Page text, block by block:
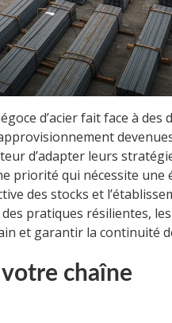
d’acier fait face à des
d’adapter leurs
priorité qui nécessite une
des stocks et
pratiques résilientes,
et garantir la continuité
chaîne